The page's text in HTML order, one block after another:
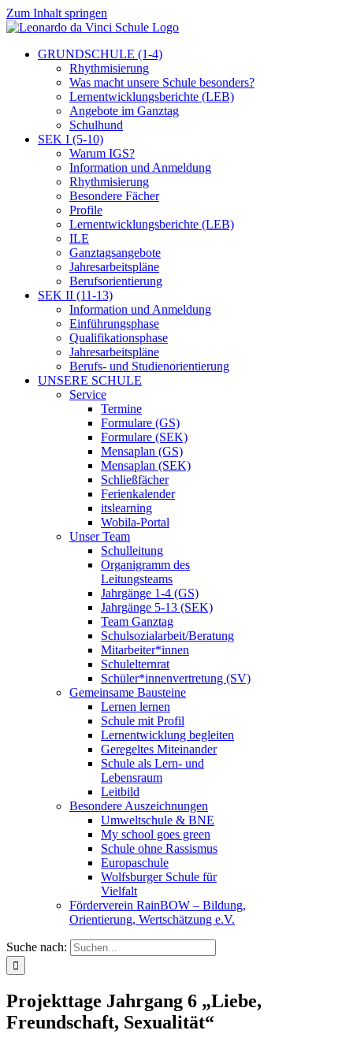
Zum Inhalt springen
GRUNDSCHULE (1-4)
Rhythmisierung
Was macht unsere Schule besonders?
Lernentwicklungsberichte (LEB)
Angebote im Ganztag
Schulhund
SEK I (5-10)
Warum IGS?
Information und Anmeldung
Rhythmisierung
Besondere Fächer
Profile
Lernentwicklungsberichte (LEB)
ILE
Ganztagsangebote
Jahresarbeitspläne
Berufsorientierung
SEK II (11-13)
Information und Anmeldung
Einführungsphase
Qualifikationsphase
Jahresarbeitspläne
Berufs- und Studienorientierung
UNSERE SCHULE
Service
Termine
Formulare (GS)
Formulare (SEK)
Mensaplan (GS)
Mensaplan (SEK)
Schließfächer
Ferienkalender
itslearning
Wobila-Portal
Unser Team
Schulleitung
Organigramm des
Leitungsteams
Jahrgänge 1-4 (GS)
Jahrgänge 5-13 (SEK)
Team Ganztag
Schulsozialarbeit/Beratung
Mitarbeiter*innen
Schulelternrat
Schüler*innenvertretung (SV)
Gemeinsame Bausteine
Lernen lernen
Schule mit Profil
Lernentwicklung begleiten
Geregeltes Miteinander
Schule als Lern- und
Lebensraum
Leitbild
Besondere Auszeichnungen
Umweltschule & BNE
My school goes green
Schule ohne Rassismus
Europaschule
Wolfsburger Schule für
Vielfalt
Förderverein RainBOW – Bildung,
Orientierung, Wertschätzung e.V.
Suche nach:
Projekttage Jahrgang 6 „Liebe,
Freundschaft, Sexualität“